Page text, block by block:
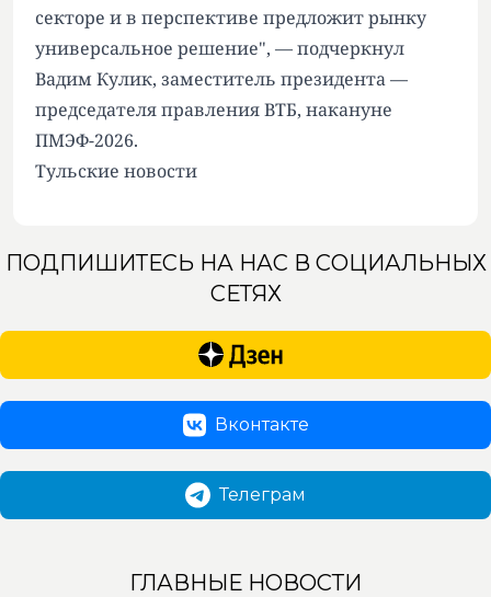
секторе и в перспективе предложит рынку
универсальное решение", — подчеркнул
Вадим Кулик, заместитель президента —
председателя правления ВТБ, накануне
ПМЭФ-2026.
Тульские новости
ПОДПИШИТЕСЬ НА НАС В СОЦИАЛЬНЫХ
СЕТЯХ
Вконтакте
Телеграм
ГЛАВНЫЕ НОВОСТИ